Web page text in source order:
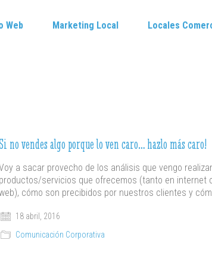
Web Marketing Local Locales
no vendes algo porque lo ven caro… hazlo más caro!
a sacar provecho de los análisis que vengo
productos/servicios que ofrecemos (tanto en internet
cómo son precibidos por nuestros clientes y
18 abril, 2016
Comunicación Corporativa